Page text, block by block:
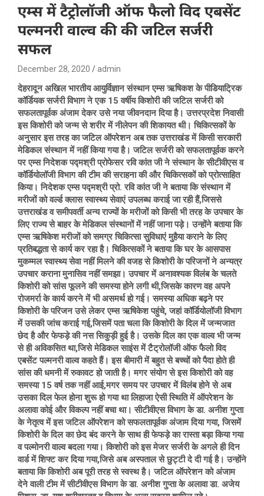
एम्स में टैट्रोलॉजी ऑफ फैलो विद एबसेंट
पल्मनरी वाल्व की की जटिल सर्जरी
सफल
December 28, 2020 admin
देहरादून अखिल भारतीय आयुर्विज्ञान संस्थान एम्स ऋषिकश के पीडियाट्रिक
कॉर्डियक सर्जरी विभाग ने एक 15 वर्षीय किशोरी की जटिल सर्जरी को
सफलतापूर्वक अंजाम देकर उसे नया जीवनदान दिया है। उत्तरप्रदेश निवासी
इस किशोरी को जन्म से शरीर में नीलेपन की शिकायत थी। चिकित्सकों के
अनुसार इस तरह का जटिल ऑपरेशन अब तक उत्तराखंड में किसी सरकारी
मेडिकल संस्थान में नहीं किया गया है। जटिल सर्जरी को सफलतापूर्वक करने
पर एम्स निदेशक पद्मश्री प्रोफेसर रवि कांत जी ने संस्थान के सीटीवीएस व
कॉर्डियोलॉजी विभाग की टीम की सराहना की और चिकित्सकों को प्रोत्साहित
किया। निदेशक एम्स पद्मश्री प्रो. रवि कांत जी ने बताया कि संस्थान में
मरीजों को वर्ल्ड क्लास स्वास्थ्य सेवाएं उपलब्ध कराई जा रही हैं,जिससे
उत्तराखंड व समीपवर्ती अन्य राज्यों के मरीजों को किसी भी तरह के उपचार के
लिए राज्य से बाहर के मेडिकल संस्थानों में नहीं जाना पड़े। उन्होंने बताया कि
एम्स ऋषिकेश मरीजों को समग्र चिकित्सा सुविधाएं मुहैया कराने के लिए
प्रतिबद्धता से कार्य कर रहा है। चिकित्सकों ने बताया कि घर के आसपास
मुकम्मल स्वास्थ्य सेवा नहीं मिलने की वजह से किशोरी के परिजनों ने अन्यत्र
उपचार कराना मुनासिव नहीं समझा। उपचार में अनावश्यक विलंब के चलते
किशोरी को सांस फूलने की समस्या होने लगी थी,जिसके कारण वह अपने
रोजमर्रा के कार्य करने में भी असमर्थ हो गई। समस्या अधिक बढ़ने पर
किशोरी के परिजन उसे लेकर एम्स ऋषिकेश पहुंचे, जहां कॉर्डियोलॉजी विभाग
में उसकी जांच कराई गई,जिसमें पता चला कि किशोरी के दिल में जन्मजात
छेद है और फेफड़े की नस सिकुड़ी हुई है। उसके दिल का एक वाल्व भी जन्म
से ही अविकसित था,जिसे मेडिकल साइंस में टैट्रोलॉजी ऑफ फैलो विद
एबसेंट पल्मनरी वाल्व कहते हैं। इस बीमारी में बहुत से बच्चों को पैदा होते ही
सांस की धमनी में रुकावट हो जाती है। मगर संयोग से इस किशोरी को वह
समस्या 15 वर्ष तक नहीं आई,मगर समय पर उपचार में विलंब होने से अब
उसका दिल फेल होना शुरू हो गया था लिहाजा ऐसी स्थिति में ऑपरेशन के
अलावा कोई और विकल्प नहीं बचा था। सीटीवीएस विभाग के डा. अनीश गुप्ता
के नेतृत्व में इस जटिल ऑपरेशन को सफलतापूर्वक अंजाम दिया गया, जिसमें
किशोरी के दिल का छेद बंद करने के साथ ही फेफड़े का रास्ता बड़ा किया गया
व पल्मोनरी वाल्व बदला गया। किशोरी को इस मेजर सर्जरी के अगले ही दिन
वार्ड में शिफ्ट कर दिया गया,जिसे अब अस्पताल से छुट्टी दे दी गई है। उन्होंने
बताया कि किशोरी अब पूरी तरह से स्वस्थ है। जटिल ऑपरेशन को अंजाम
देने वाली टीम में सीटीवीएस विभाग के डा. अनीश गुप्ता के अलावा डा. अजेय